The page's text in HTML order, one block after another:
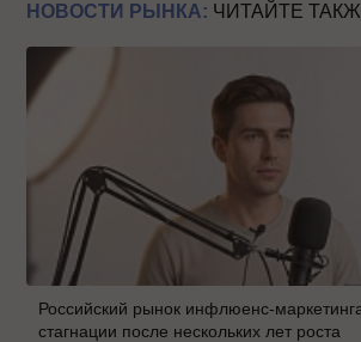
НОВОСТИ РЫНКА: ЧИТАЙТЕ
Российский рынок инфлюенс-
стагнации после нескольких лет роста